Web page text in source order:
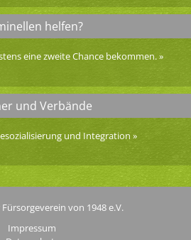
helfen?
eine zweite Chance bekommen.»
und Verbände
und Integration »
von 1948 e.V.
Impressum